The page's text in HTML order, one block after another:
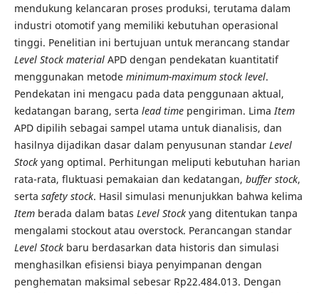
mendukung kelancaran proses produksi, terutama dalam
industri otomotif yang memiliki kebutuhan operasional
tinggi. Penelitian ini bertujuan untuk merancang standar
Level Stock materialAPD dengan pendekatan kuantitatif
menggunakan metode minimum-maximum stock level.
Pendekatan ini mengacu pada data penggunaan aktual,
kedatangan barang, serta lead timepengiriman. LimaItem
APD dipilih sebagai sampel utama untuk dianalisis, dan
hasilnya dijadikan dasar dalam penyusunan standar Level
Stockyang optimal. Perhitungan meliputi kebutuhan harian
rata-rata, fluktuasi pemakaian dan kedatangan, buffer stock,
serta safety stock. Hasil simulasi menunjukkan bahwa kelima
Itemberada dalam batas Level Stockyang ditentukan tanpa
mengalami stockout atau overstock. Perancangan standar
Level Stockbaru berdasarkan data historis dan simulasi
menghasilkan efisiensi biaya penyimpanan dengan
penghematan maksimal sebesar Rp22.484.013. Dengan